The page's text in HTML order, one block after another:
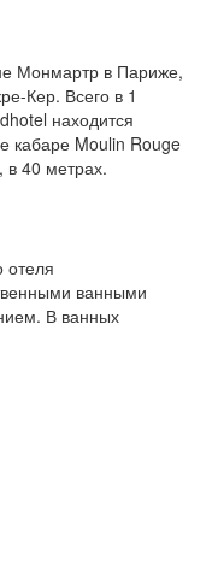
Монмартр в Париже,
Кер. Всего в 1
находится
кабаре Moulin Rouge
в 40 метрах.
отеля
ванными
В ванных